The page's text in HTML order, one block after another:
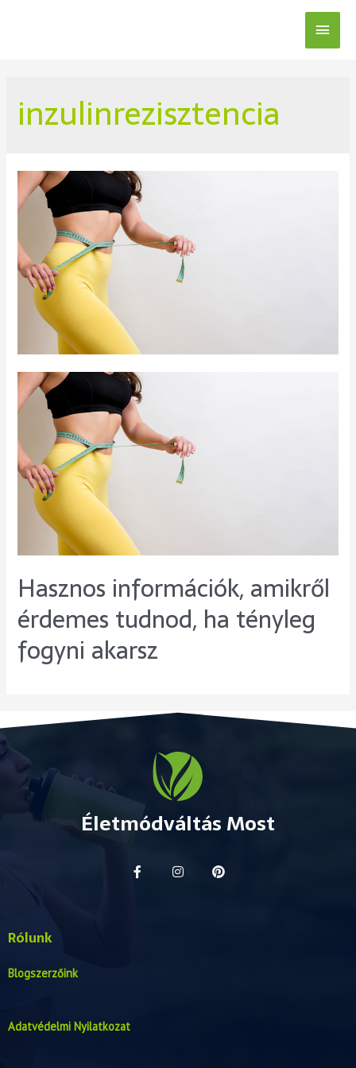
inzulinrezisztencia
Hasznos információk, amikről
érdemes tudnod, ha tényleg
fogyni akarsz
Életmódváltás Most
Rólunk
Blogszerzőink
Adatvédelmi Nyilatkozat